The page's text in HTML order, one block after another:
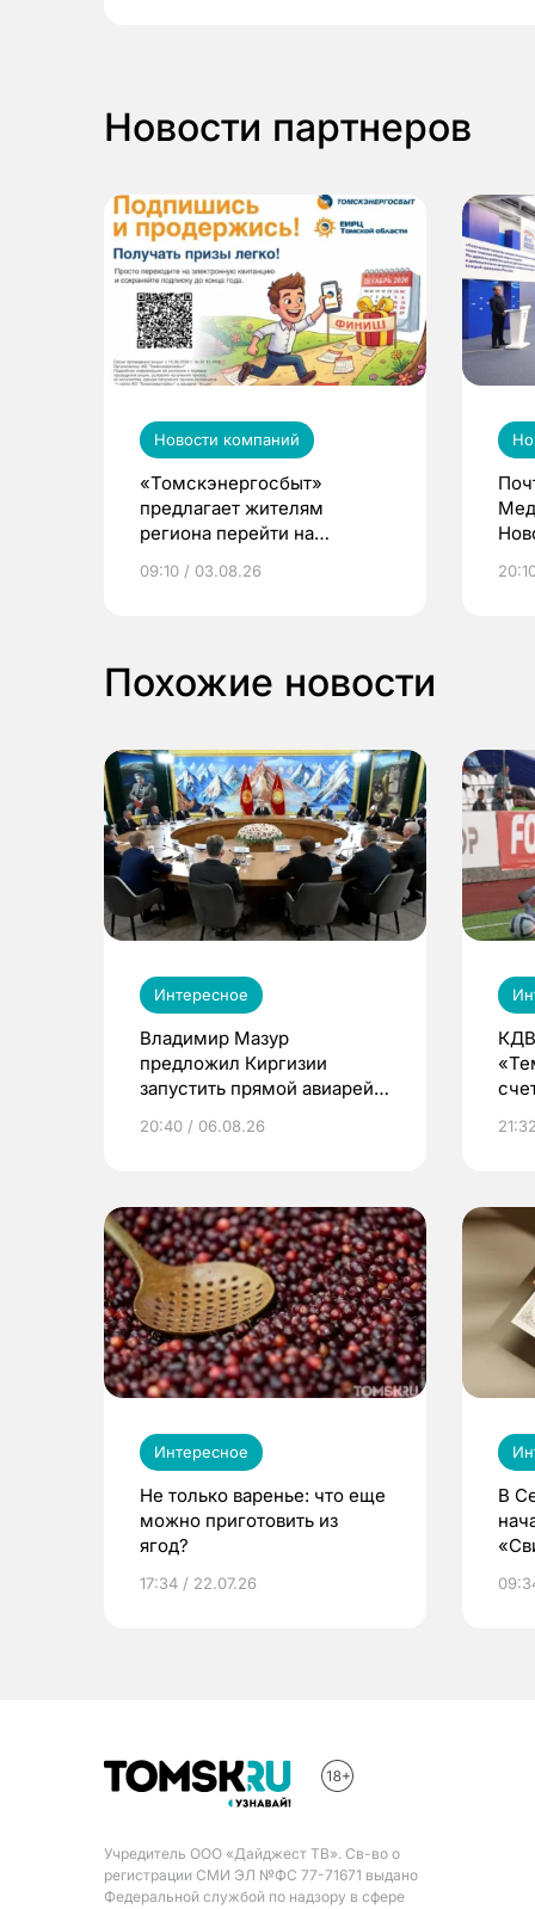
Новости партнеров
Новости компаний
«Томскэнергосбыт»
предлагает жителям
региона перейти на
выиграть призы
09:10 / 03.08.26
Похожие новости
Интересное
Владимир Мазур
предложил Киргизии
запустить прямой авиарейс
20:40 / 06.08.26
Интересное
Не только варенье: что еще
можно приготовить из
ягод?
17:34 / 22.07.26
В
Учредитель ООО «Дайджест ТВ». Св-во о
регистрации СМИ ЭЛ №ФС 77-71671 выдано
Федеральной службой по надзору в сфере